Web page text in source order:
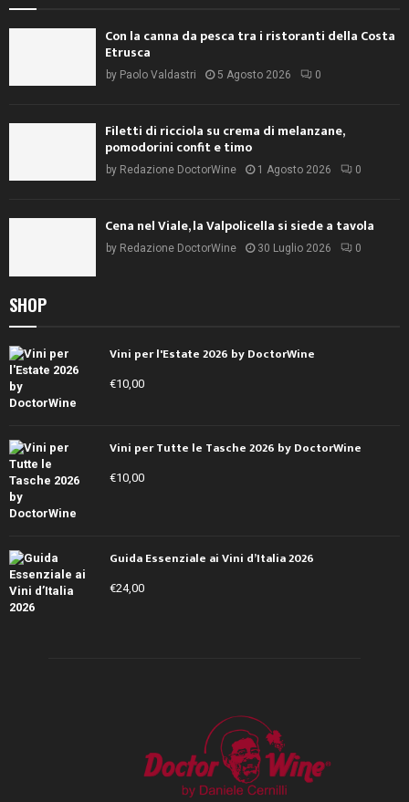
Con la canna da pesca tra i ristoranti della Costa
Etrusca
by Paolo Valdastri 5 Agosto 2026 0
Filetti di ricciola su crema di melanzane,
pomodorini confit e timo
by Redazione DoctorWine 1 Agosto 2026 0
Cena nel Viale, la Valpolicella si siede a tavola
by Redazione DoctorWine 30 Luglio 2026 0
SHOP
Vini per l'Estate 2026 by DoctorWine
€10,00
Vini per Tutte le Tasche 2026 by DoctorWine
€10,00
Guida Essenziale ai Vini d’Italia 2026
€24,00